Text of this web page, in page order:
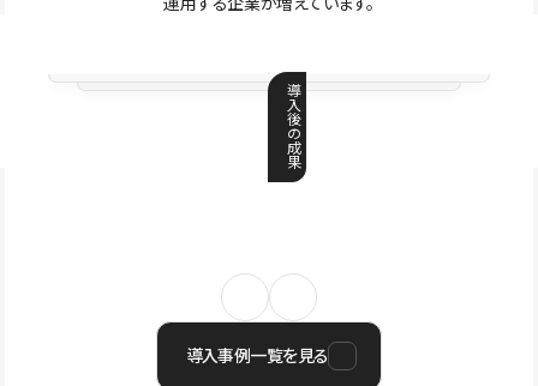
導
入
後
の
成
果
導入事例一覧を見る